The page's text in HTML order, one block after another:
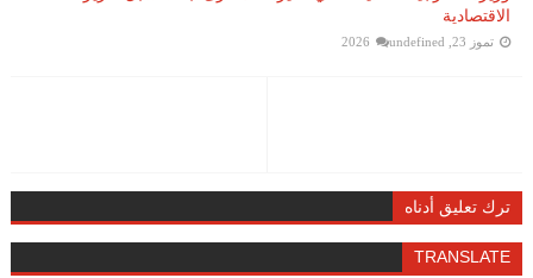
الاقتصادية
تموز 23, 2026 undefined
ترك تعليق أدناه
TRANSLATE